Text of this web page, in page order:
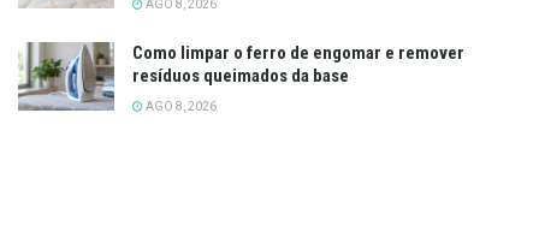
AGO 8, 2026
Como limpar o ferro de engomar e remover
resíduos queimados da base
AGO 8, 2026